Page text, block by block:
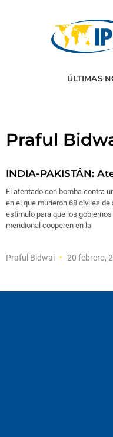
ÚLTIMAS
Praful
INDIA-PAKISTÁN:
El atentado con bomba contra
en el que murieron 68 civiles
estímulo para que los
meridional cooperen en la
Praful Bidwai 20 febrero,